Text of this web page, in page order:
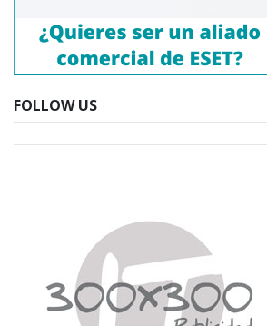
FOLLOW US